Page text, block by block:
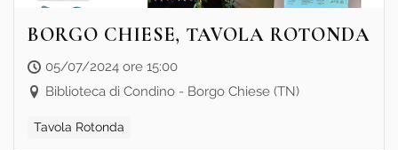
BORGO CHIESE, TAVOLA ROTONDA
05/07/2024 ore 15:00
Biblioteca di Condino - Borgo Chiese (TN)
Tavola Rotonda